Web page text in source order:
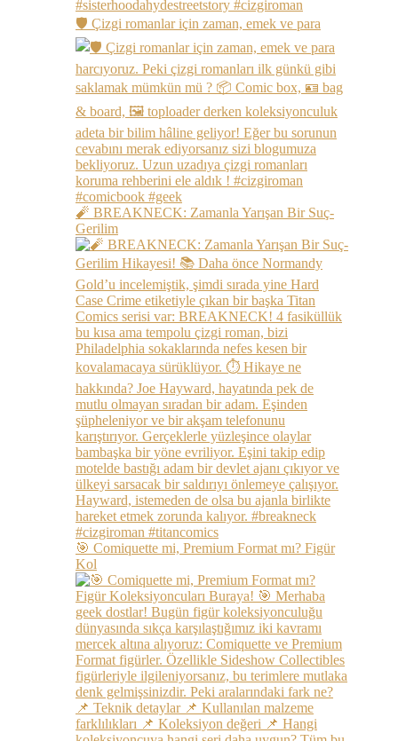
🛡️ Çizgi romanlar için zaman, emek ve para
🧨 BREAKNECK: Zamanla Yarışan Bir Suç-
Gerilim
🎯 Comiquette mi, Premium Format mı? Figür
Kol